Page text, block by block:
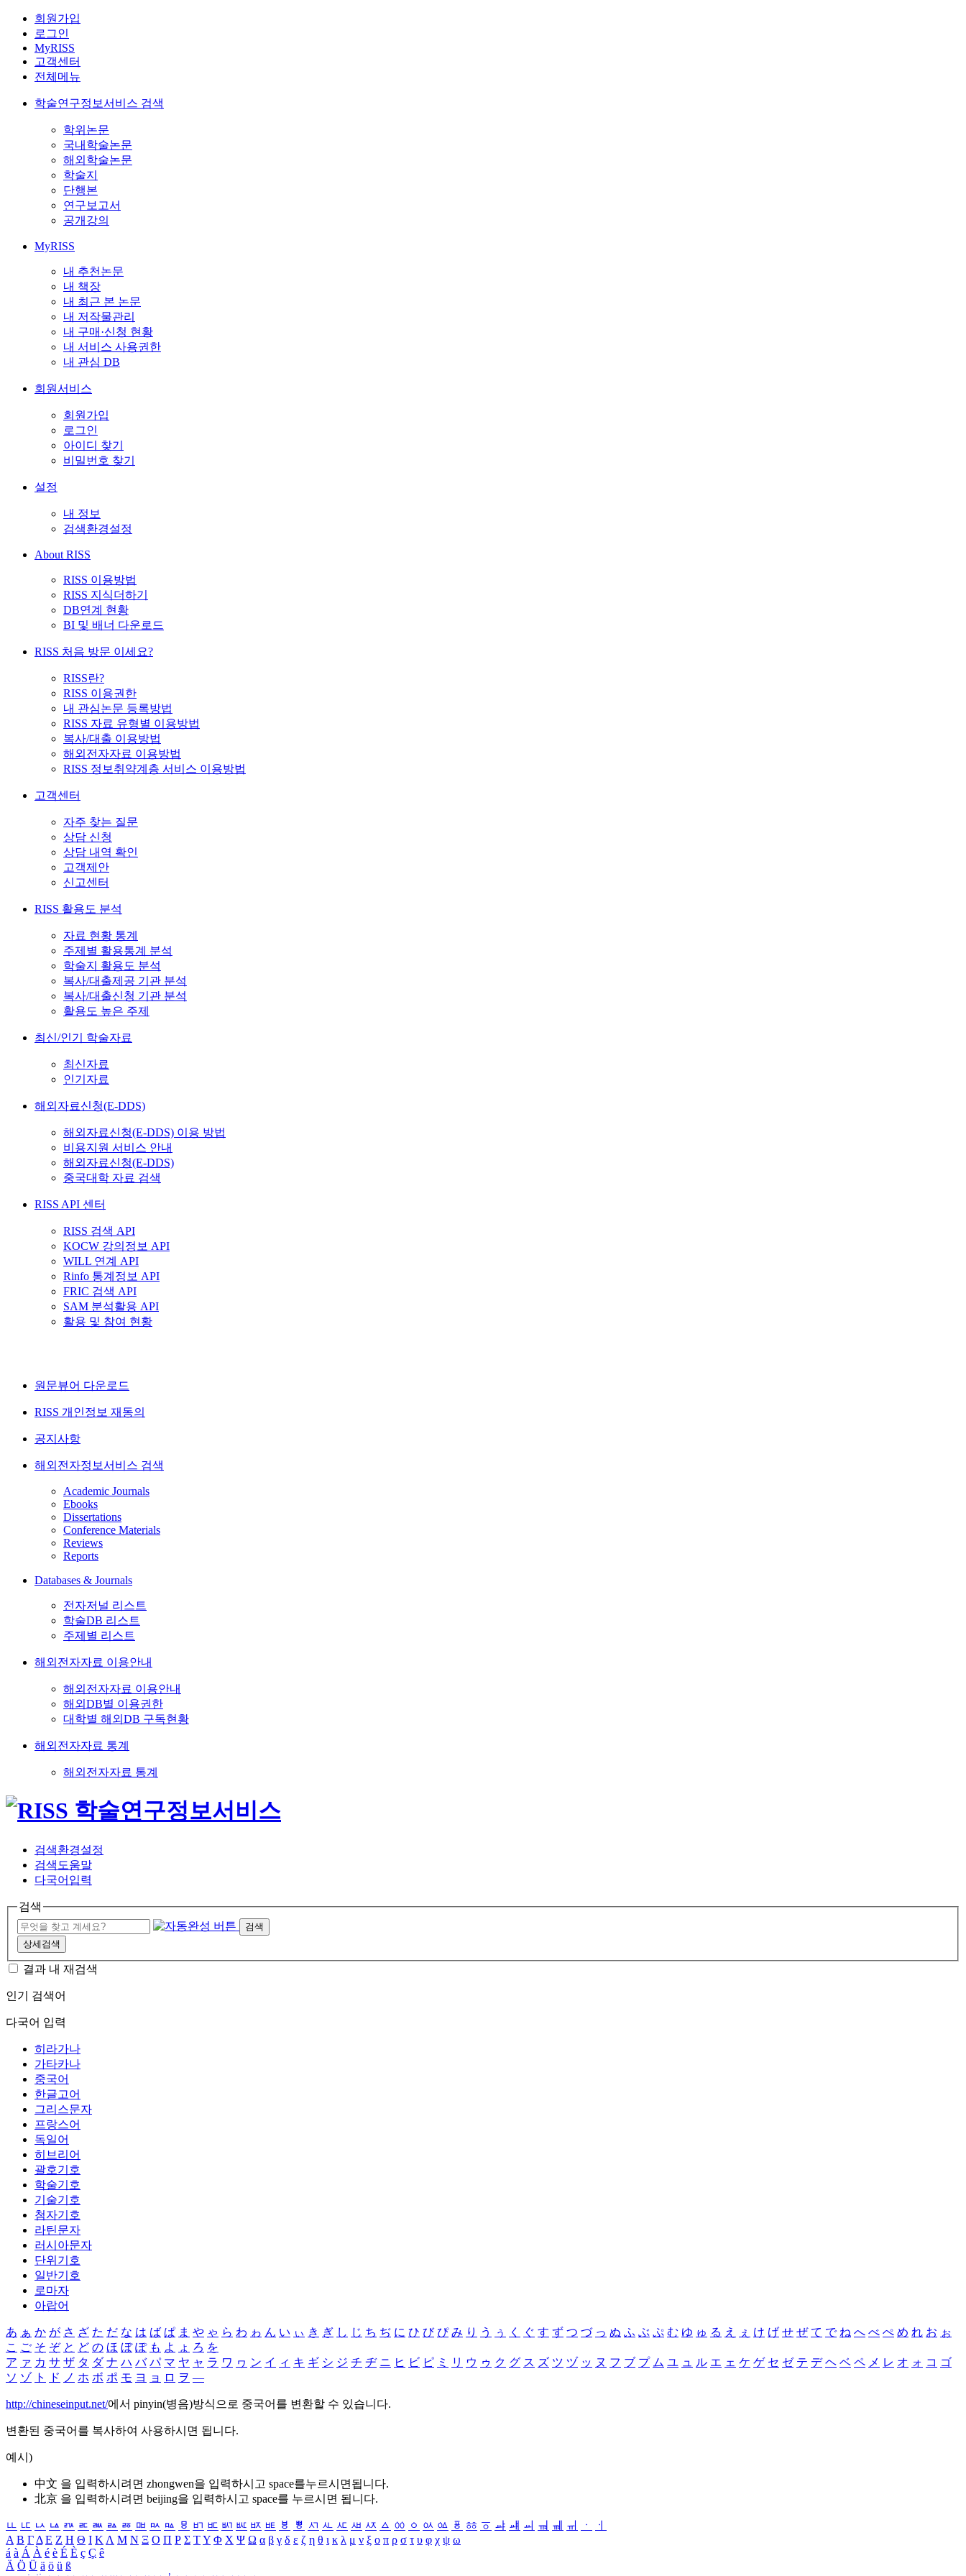
회원가입
로그인
MyRISS
고객센터
전체메뉴
학술연구정보서비스 검색
학위논문
국내학술논문
해외학술논문
학술지
단행본
연구보고서
공개강의
MyRISS
내 추천논문
내 책장
내 최근 본 논문
내 저작물관리
내 구매·신청 현황
내 서비스 사용권한
내 관심 DB
회원서비스
회원가입
로그인
아이디 찾기
비밀번호 찾기
설정
내 정보
검색환경설정
About RISS
RISS 이용방법
RISS 지식더하기
DB연계 현황
BI 및 배너 다운로드
RISS 처음 방문 이세요?
RISS란?
RISS 이용권한
내 관심논문 등록방법
RISS 자료 유형별 이용방법
복사/대출 이용방법
해외전자자료 이용방법
RISS 정보취약계층 서비스 이용방법
고객센터
자주 찾는 질문
상담 신청
상담 내역 확인
고객제안
신고센터
RISS 활용도 분석
자료 현황 통계
주제별 활용통계 분석
학술지 활용도 분석
복사/대출제공 기관 분석
복사/대출신청 기관 분석
활용도 높은 주제
최신/인기 학술자료
최신자료
인기자료
해외자료신청(E-DDS)
해외자료신청(E-DDS) 이용 방법
비용지원 서비스 안내
해외자료신청(E-DDS)
중국대학 자료 검색
RISS API 센터
RISS 검색 API
KOCW 강의정보 API
WILL 연계 API
Rinfo 통계정보 API
FRIC 검색 API
SAM 분석활용 API
활용 및 참여 현황
원문뷰어 다운로드
RISS 개인정보 재동의
공지사항
해외전자정보서비스 검색
Academic Journals
Ebooks
Dissertations
Conference Materials
Reviews
Reports
Databases & Journals
전자저널 리스트
학술DB 리스트
주제별 리스트
해외전자자료 이용안내
해외전자자료 이용안내
해외DB별 이용권한
대학별 해외DB 구독현황
해외전자자료 통계
해외전자자료 통계
검색환경설정
검색도움말
다국어입력
검색
검색
상세검색
결과 내 재검색
인기 검색어
다국어 입력
히라가나
가타카나
중국어
한글고어
그리스문자
프랑스어
독일어
히브리어
괄호기호
학술기호
기술기호
첨자기호
라틴문자
러시아문자
단위기호
일반기호
로마자
아랍어
あ ぁ か が さ ざ た だ な は ば ぱ ま や ゃ ら わ ゎ ん い ぃ き ぎ し じ ち ぢ に ひ び ぴ み り う ぅ く ぐ す ず つ づ っ ぬ ふ ぶ ぷ む ゆ ゅ る え ぇ け げ せ ぜ て で ね へ べ ぺ め れ お ぉ
こ ご そ ぞ と ど の ほ ぼ ぽ も よ ょ ろ を
ア ァ カ サ ザ タ ダ ナ ハ バ パ マ ヤ ャ ラ ワ ヮ ン イ ィ キ ギ シ ジ チ ヂ ニ ヒ ビ ピ ミ リ ウ ゥ ク グ ス ズ ツ ヅ ッ ヌ フ ブ プ ム ユ ュ ル エ ェ ケ ゲ セ ゼ テ デ ヘ ベ ペ メ レ オ ォ コ ゴ
ソ ゾ ト ド ノ ホ ボ ポ モ ヨ ョ ロ ヲ ―
http://chineseinput.net/에서 pinyin(병음)방식으로 중국어를 변환할 수 있습니다.
변환된 중국어를 복사하여 사용하시면 됩니다.
예시)
中文 을 입력하시려면 zhongwen을 입력하시고 space를누르시면됩니다.
北京 을 입력하시려면 beijing을 입력하시고 space를 누르시면 됩니다.
ㅥ ㅦ ㅧ ㅨ ㅩ ㅪ ㅫ ㅬ ㅭ ㅮ ㅯ ㅰ ㅱ ㅲ ㅳ ㅴ ㅵ ㅶ ㅷ ㅸ ㅹ ㅺ ㅻ ㅼ ㅽ ㅾ ㅿ ㆀ ㆁ ㆂ ㆃ ㆄ ㆅ ㆆ ㆇ ㆈ ㆉ ㆊ ㆋ ㆌ ㆍ
ㆎ
Α Β ΓΔ Ε Ζ Η Θ Ι ΚΛ Μ Ν Ξ Ο Π Ρ Σ ΤΥ Φ Χ Ψ Ω α β γ δ ε ζ η θ ι κ λ μ ν ξ ο π ρ σ τ υ φ χ ψ ω
á à Á À é è É È ç Ç ê
Ä Ö Ü ä ö ü ß